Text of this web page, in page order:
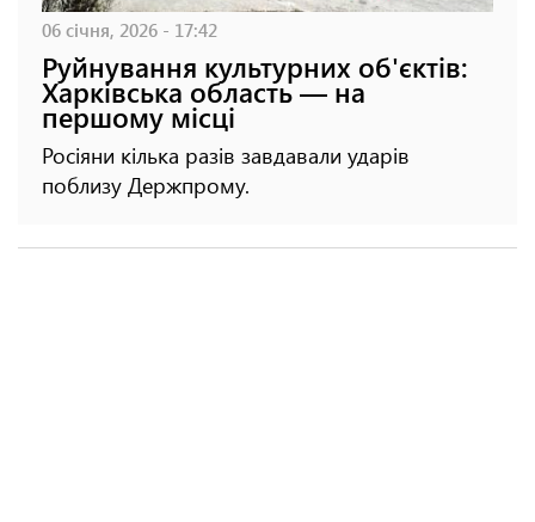
06 січня, 2026 - 17:42
Руйнування культурних об'єктів:
Харківська область — на
першому місці
Росіяни кілька разів завдавали ударів
поблизу Держпрому.